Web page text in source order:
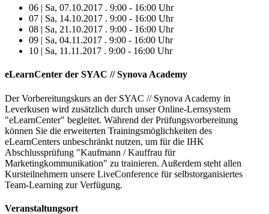
06 | Sa, 07.10.2017 . 9:00 - 16:00 Uhr
07 | Sa, 14.10.2017 . 9:00 - 16:00 Uhr
08 | Sa, 21.10.2017 . 9:00 - 16:00 Uhr
09 | Sa, 04.11.2017 . 9:00 - 16:00 Uhr
10 | Sa, 11.11.2017 . 9:00 - 16:00 Uhr
eLearnCenter der SYAC // Synova Academy
Der Vorbereitungskurs an der SYAC // Synova Academy in
Leverkusen wird zusätzlich durch unser Online-Lernsystem
"eLearnCenter" begleitet. Während der Prüfungsvorbereitung
können Sie die erweiterten Trainingsmöglichkeiten des
eLearnCenters unbeschränkt nutzen, um für die IHK
Abschlussprüfung "Kaufmann / Kauffrau für
Marketingkommunikation" zu trainieren. Außerdem steht allen
Kursteilnehmern unsere LiveConference für selbstorganisiertes
Team-Learning zur Verfügung.
Veranstaltungsort